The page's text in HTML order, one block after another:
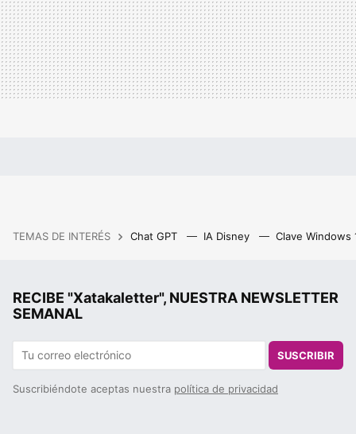
TEMAS DE INTERÉS Chat GPT IA Disney Clave Windows
RECIBE "Xatakaletter", NUESTRA NEWSLETTER
SEMANAL
SUSCRIBIR
Suscribiéndote aceptas nuestra política de privacidad